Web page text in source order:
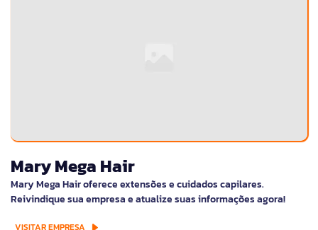
Mary Mega Hair
Mary Mega Hair oferece extensões e cuidados capilares.
Reivindique sua empresa e atualize suas informações agora!
VISITAR EMPRESA